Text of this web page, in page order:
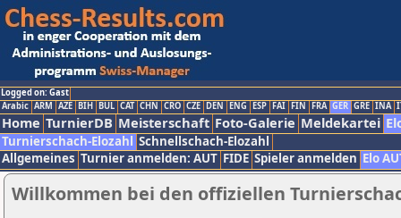
Logged on: Gast
Arabic ARM AZE BIH BUL CAT CHN CRO CZE DEN ENG ESP FAI FIN FRA GER GRE INA
Home TurnierDB Meisterschaft Foto-Galerie Meldekartei
Turnierschach-Elozahl Schnellschach-Elozahl
Allgemeines Turnier anmelden: AUT FIDE Spieler anmelden Elo
Willkommen bei den offiziellen